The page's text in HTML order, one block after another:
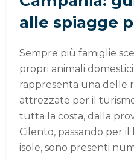
alle spiagge
Sempre più famiglie
propri animali
rappresenta una delle
attrezzate per il
tutta la costa, dalla
Cilento, passando per
isole, sono presenti